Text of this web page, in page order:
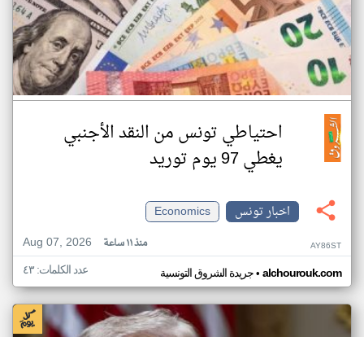
احتياطي تونس من النقد الأجنبي
يغطي 97 يوم توريد
اخبار تونس
Economics
Aug 07, 2026
منذ ١١ ساعة AY86ST
جريدة الشروق التونسية• alchourouk.com عدد الكلمات: ٤٣